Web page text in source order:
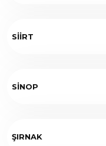
SİİRT
SİNOP
ŞIRNAK